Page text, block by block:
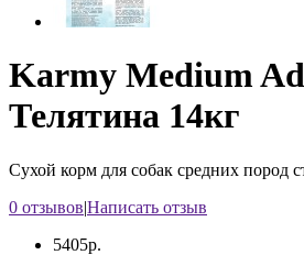
Karmy Medium
Телятина 14кг
Сухой корм для собак средних пород
0 отзывов|Написать отзыв
5405р.